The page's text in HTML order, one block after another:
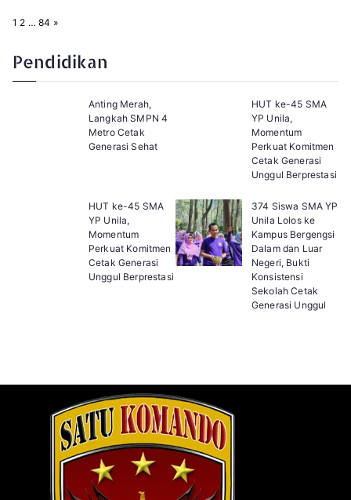
P
:
1 2 … 84 N
»
Pendidikan
Anting Merah,
Langkah SMPN 4
Metro Cetak
Generasi Sehat
HUT ke-45 SMA
YP Unila,
Momentum
Perkuat Komitmen
Cetak Generasi
Unggul Berprestasi
HUT ke-45 SMA
YP Unila,
Momentum
Perkuat Komitmen
Cetak Generasi
Unggul Berprestasi
374 Siswa SMA YP
Unila Lolos ke
Kampus Bergengsi
Dalam dan Luar
Negeri, Bukti
Konsistensi
Sekolah Cetak
Generasi Unggul